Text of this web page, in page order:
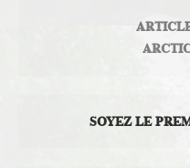
SOYEZ LE